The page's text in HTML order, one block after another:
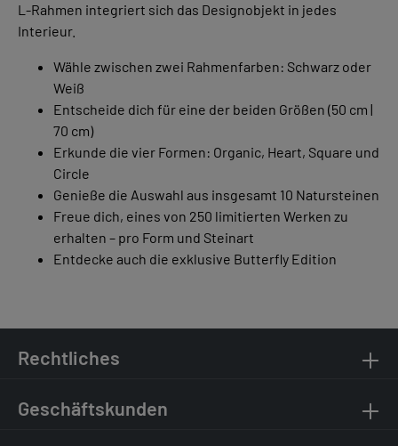
L-Rahmen integriert sich das Designobjekt in jedes
Interieur.
Wähle zwischen zwei Rahmenfarben: Schwarz oder
Weiß
Entscheide dich für eine der beiden Größen (50 cm |
70 cm)
Erkunde die vier Formen: Organic, Heart, Square und
Circle
Genieße die Auswahl aus insgesamt 10 Natursteinen
Freue dich, eines von 250 limitierten Werken zu
erhalten – pro Form und Steinart
Entdecke auch die exklusive Butterfly Edition
Rechtliches
Geschäftskunden